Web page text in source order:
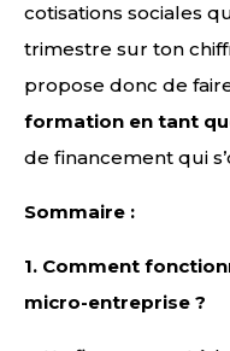
cotisations sociales
trimestre sur ton
propose donc de
formation en tant
de financement qui
Sommaire :
1. Comment
micro-entreprise ?